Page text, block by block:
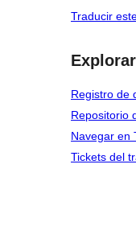
Traducir
Registro de
Repositorio
Navegar en
Tickets del